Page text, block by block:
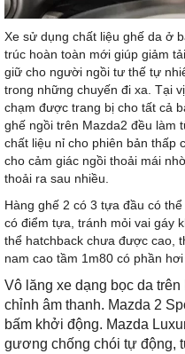
Xe sử dụng chất liệu ghế da ở
trúc hoàn toàn mới giúp giảm
giữ cho người ngồi tư thế tự
trong những chuyến đi xa. Tại
chạm được trang bị cho tất cả
ghế ngồi trên Mazda2 đều làm
chất liệu nỉ cho phiên bản thấp
cho cảm giác ngồi thoải mái
thoải ra sau nhiều.
Hàng ghế 2 có 3 tựa đầu có
có điểm tựa, tránh mỏi vai gáy
thể hatchback chưa được cao,
nam cao tầm 1m80 có phần
Vô lăng xe dạng bọc da
chỉnh âm thanh. Mazda 2
bấm khởi động. Mazda
gương chống chói tự động,